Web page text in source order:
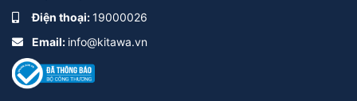
Điện thoại:19000026
Email: info@kitawa.vn